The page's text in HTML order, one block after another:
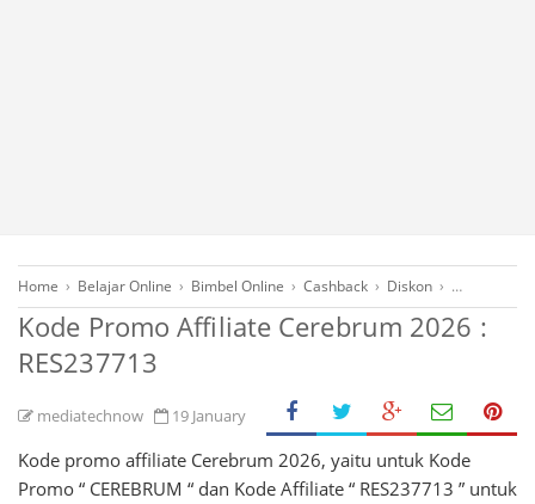
Home › Belajar Online › Bimbel Online › Cashback › Diskon › Kode
Kode Promo Affiliate Cerebrum 2026 :
RES237713
mediatechnow 19 January
Kode promo affiliate Cerebrum 2026, yaitu untuk Kode
Promo “ CEREBRUM “ dan Kode Affiliate “ RES237713 ” untuk